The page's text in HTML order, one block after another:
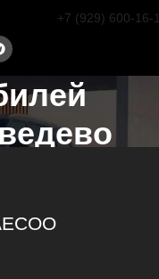
+7 (929) 600-16-